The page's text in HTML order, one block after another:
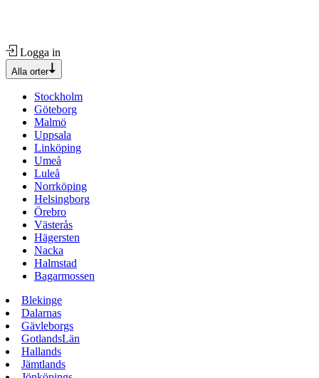
Logga in
Alla orter
Stockholm
Göteborg
Malmö
Uppsala
Linköping
Umeå
Luleå
Norrköping
Helsingborg
Örebro
Västerås
Hägersten
Nacka
Halmstad
Bagarmossen
Blekinge
Dalarnas
Gävleborgs
GotlandsLän
Hallands
Jämtlands